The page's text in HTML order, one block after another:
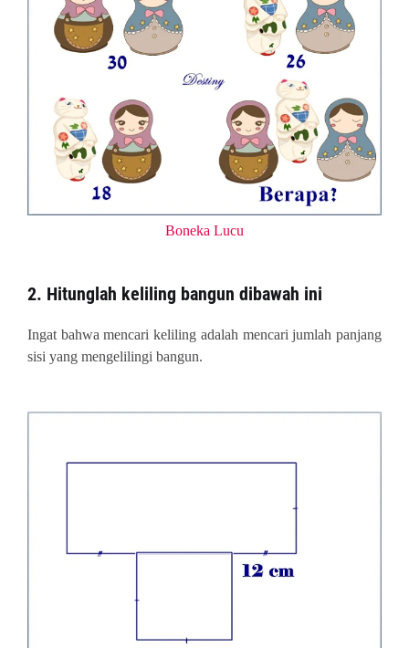
Boneka Lucu
2. Hitunglah keliling bangun dibawah ini
Ingat bahwa mencari keliling adalah mencari jumlah panjang
sisi yang mengelilingi bangun.